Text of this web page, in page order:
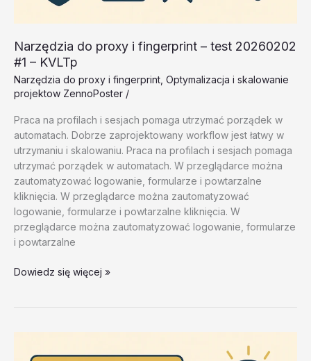
Narzędzia do proxy i fingerprint – test 20260202
#1 – KVLTp
Narzędzia do proxy i fingerprint Optymalizacja i skalowanie
projektow ZennoPoster /
Praca na profilach i sesjach pomaga utrzymać porządek w
automatach. Dobrze zaprojektowany workflow jest łatwy w
utrzymaniu i skalowaniu. Praca na profilach i sesjach pomaga
utrzymać porządek w automatach. W przeglądarce można
zautomatyzować logowanie, formularze i powtarzalne
kliknięcia. W przeglądarce można zautomatyzować
logowanie, formularze i powtarzalne kliknięcia. W
przeglądarce można zautomatyzować logowanie, formularze
i powtarzalne
Narzędzia
fingerprint
Dowiedz się więcej »